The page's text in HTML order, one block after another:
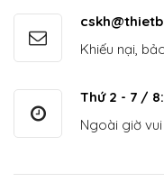
Khiếu nại,
Thứ 2 - 7 /
Ngoài giờ